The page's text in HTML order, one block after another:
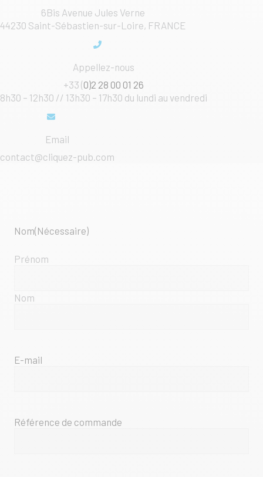
6Bis Avenue Jules Verne
44230 Saint-Sébastien-sur-Loire, FRANCE
Appellez-nous
+33 (0)2 28 00 01 26
8h30 – 12h30 // 13h30 – 17h30 du lundi au vendredi
Email
contact@cliquez-pub.com
Nom(Nécessaire)
Prénom
Nom
E-mail
Référence de commande